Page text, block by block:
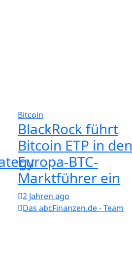
Bitcoin
BlackRock führt
Bitcoin ETP in den
Europa-BTC-
Marktführer ein
2 Jahren ago
Das abcFinanzen.de - Team